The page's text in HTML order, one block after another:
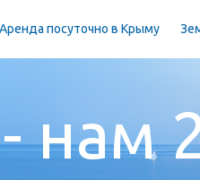
Аренда посуточно в Крыму
нам